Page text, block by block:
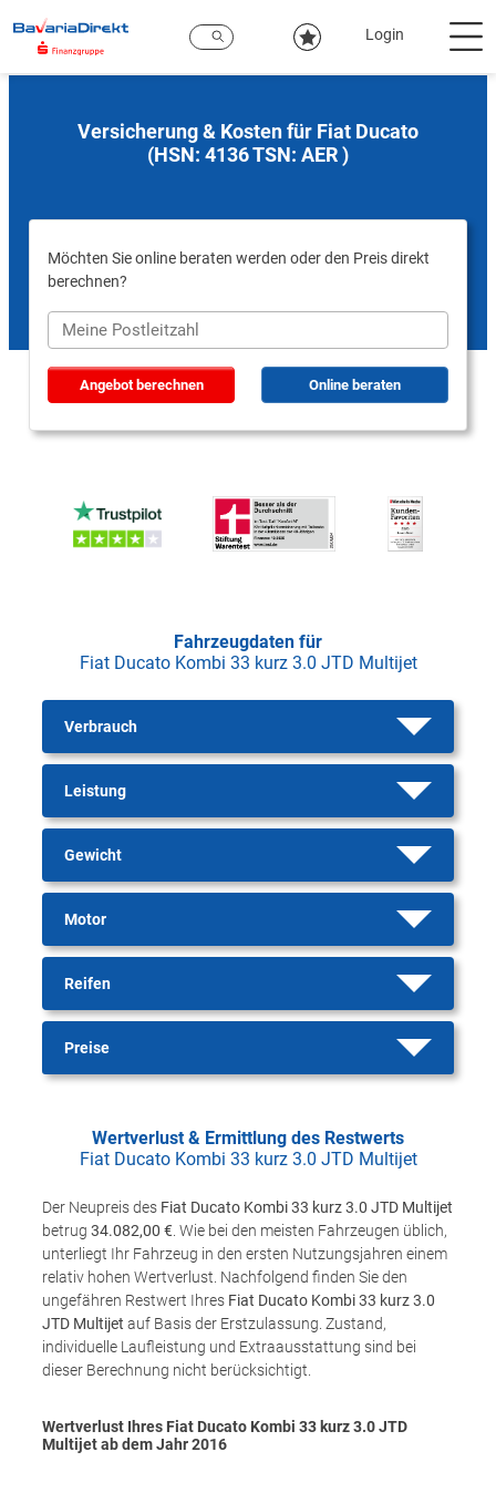
Hauptinhalt
Login
Versicherung & Kosten für Fiat Ducato
(HSN: 4136 TSN: AER )
Möchten Sie online beraten werden oder den Preis direkt
berechnen?
Angebot berechnen Online beraten
Fahrzeugdaten für
Fiat Ducato Kombi 33 kurz 3.0 JTD Multijet
Verbrauch
Leistung
Gewicht
Motor
Reifen
Preise
Wertverlust & Ermittlung des Restwerts
Fiat Ducato Kombi 33 kurz 3.0 JTD Multijet
Der Neupreis des Fiat Ducato Kombi 33 kurz 3.0 JTD Multijet
betrug 34.082,00 € . Wie bei den meisten Fahrzeugen üblich,
unterliegt Ihr Fahrzeug in den ersten Nutzungsjahren einem
relativ hohen Wertverlust. Nachfolgend finden Sie den
ungefähren Restwert Ihres Fiat Ducato Kombi 33 kurz 3.0
JTD Multijet auf Basis der Erstzulassung. Zustand,
individuelle Laufleistung und Extraausstattung sind bei
dieser Berechnung nicht berücksichtigt.
Wertverlust Ihres Fiat Ducato Kombi 33 kurz 3.0 JTD
Multijet ab dem Jahr2016